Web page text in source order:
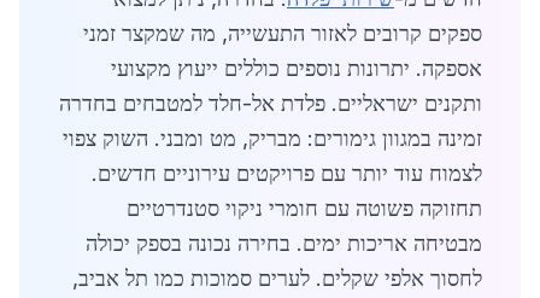
ספקים קרובים לאזור התעשייה, מה שמקצר זמני
אספקה. יתרונות נוספים כוללים ייעוץ מקצועי
ותקנים ישראליים. פלדת אל-חלד למטבחים בחדרה
זמינה במגוון גימורים: מבריק, מט ומבני. השוק צפוי
לצמוח עוד יותר עם פרויקטים עירוניים חדשים.
תחזוקה פשוטה עם חומרי ניקוי סטנדרטיים
מבטיחה אריכות ימים. בחירה נכונה בספק יכולה
לחסוך אלפי שקלים. לערים סמוכות כמו תל אביב,